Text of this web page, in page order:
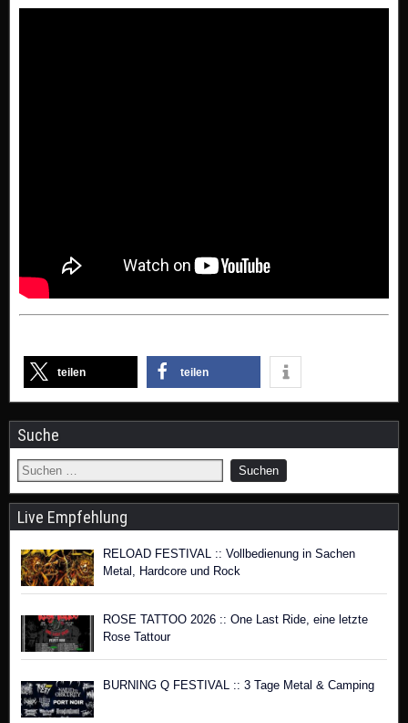
teilen teilen
Suche
Live Empfehlung
RELOAD FESTIVAL :: Vollbedienung in Sachen
Metal, Hardcore und Rock
ROSE TATTOO 2026 :: One Last Ride, eine letzte
Rose Tattour
BURNING Q FESTIVAL :: 3 Tage Metal & Camping